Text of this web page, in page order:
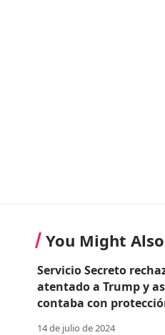
You Might
Servicio Secreto
atentado a Trump y
contaba con
14 de julio de 2024